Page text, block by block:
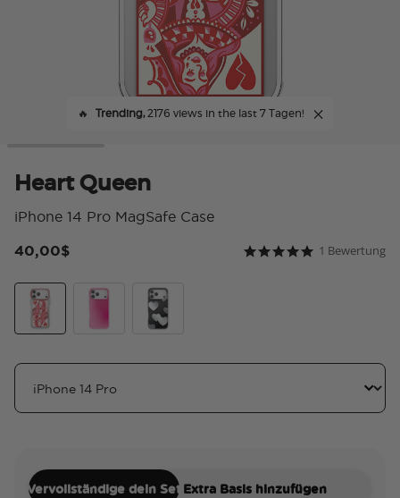
🔥 Trending,2176 views in the last 7 Tagen!
Heart Queen
iPhone 14 Pro MagSafe Case
5 von 5
5.0 star rating1 Bewertung
40,00$
Vervollständige dein Set Extra Basis hinzufügen